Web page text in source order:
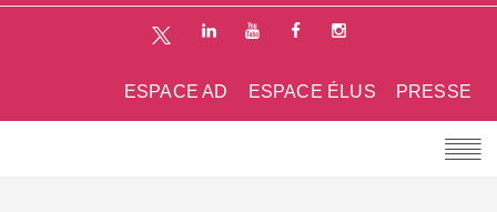
PRESSE
ESPACE ÉLUS
ESPACE AD